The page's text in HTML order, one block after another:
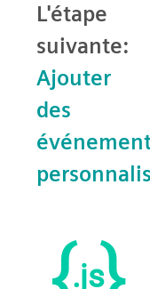
L'étape
suivante:
Ajouter
des